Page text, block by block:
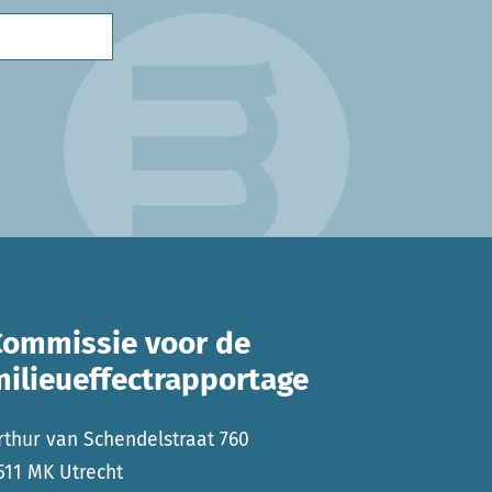
voor de
van Schendelstraat 760
MK Utrecht